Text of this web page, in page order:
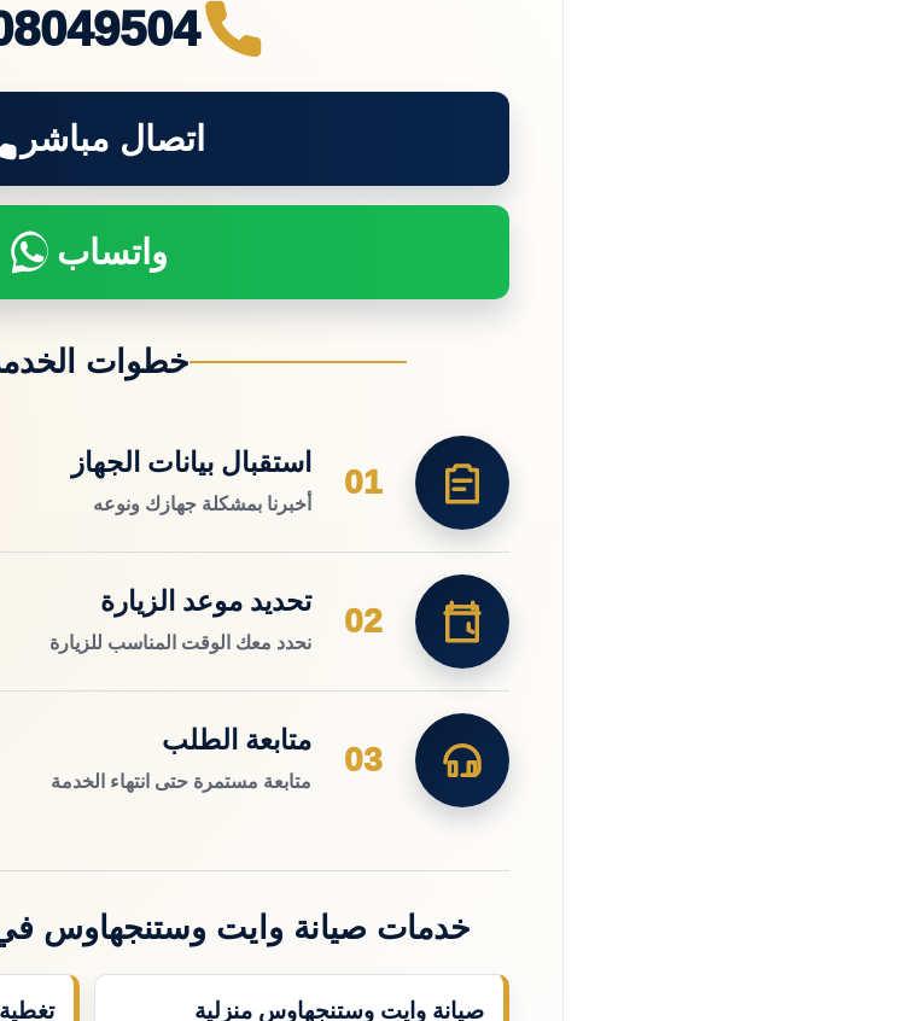
اتصال مباشر
واتساب
خطوات
01
استقبال بيانات الجهاز
أخبرنا بمشكلة جهازك ونوعه
02
تحديد موعد الزيارة
نحدد معك الوقت المناسب للزيارة
03
متابعة الطلب
متابعة مستمرة حتى انتهاء الخدمة
خدمات صيانة وايت وستنجهاوس
صيانة وايت وستنجهاوس منزلية